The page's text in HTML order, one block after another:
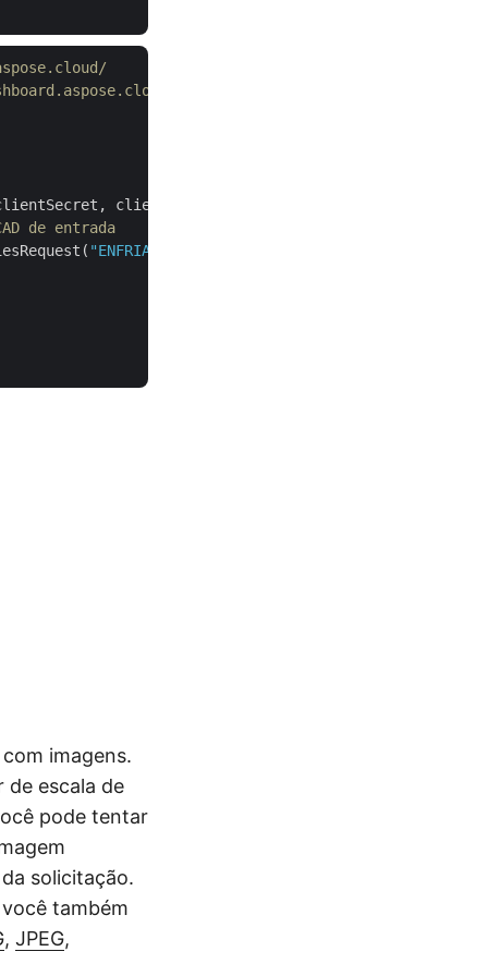
clientID);
de entrada
"ENFRIADOR.dwg"
imagens.
de escala de
pode tentar
solicitação.
também
, JPEG,